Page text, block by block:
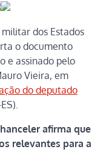
dos Estados
o documento
e assinado pelo
Vieira, em
do deputado
afirma que
relevantes para a